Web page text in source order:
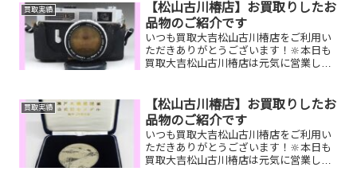
類、テレカ、切手、古銭、現行銭両替は
対...
買取実績
【松山古川椿店】お買取りしたお
品物のご紹介です
いつも買取大吉松山古川椿店をご利用い
ただきありがとうございます！🔆本日も
買取大吉松山古川椿店は元気に営業して
ックレス、ROLEX腕時計お家で眠ってい
るお品物はございませ...
買取実績
【松山古川椿店】お買取りしたお
品物のご紹介です
いつも買取大吉松山古川椿店をご利用い
ただきありがとうございます！🔆本日も
買取大吉松山古川椿店は元気に営業して